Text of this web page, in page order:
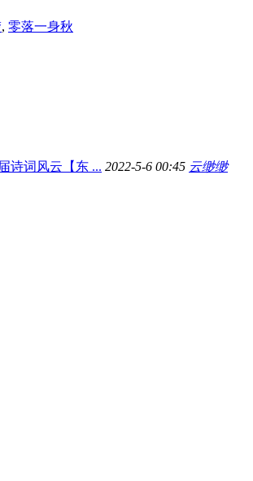
, 零落一身秋
诗词风云【东 ... 2022-5-6 00:45 云缈缈